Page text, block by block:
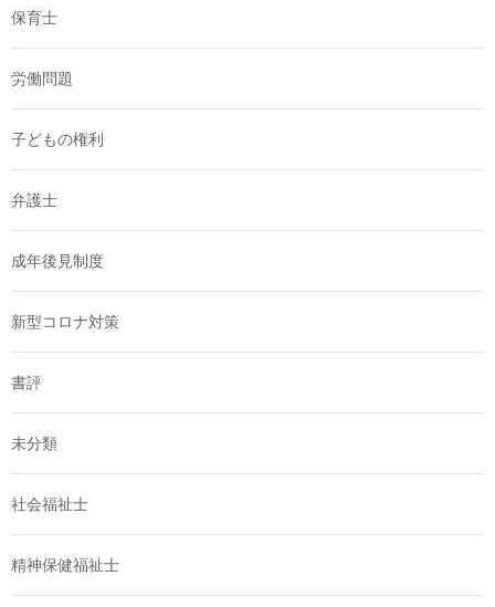
保育士
労働問題
子どもの権利
弁護士
成年後見制度
新型コロナ対策
書評
未分類
社会福祉士
精神保健福祉士